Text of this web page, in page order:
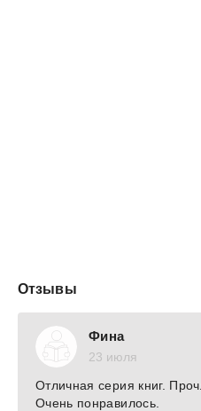
Отзывы
Фина
23 июля
Отличная серия книг.
Очень понравилось.